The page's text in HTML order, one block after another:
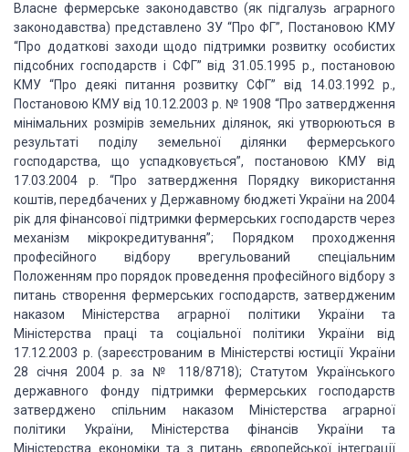
Власне фермерське законодавство (як підгалузь аграрного
законодавства) представлено ЗУ “Про ФГ”, Постановою КМУ
“Про додаткові заходи щодо підтримки розвитку особистих
підсобних господарств і СФГ” від 31.05.1995 р., постановою
КМУ “Про деякі питання розвитку СФГ” від 14.03.1992 р.,
Постановою КМУ від 10.12.2003 р. № 1908 “Про затвердження
мінімальних розмірів земельних ділянок, які утворюються в
результаті поділу земельної ділянки фермерського
господарства, що успадковується”, постановою КМУ від
17.03.2004 р. “Про затвердження Порядку використання
коштів, передбачених у Державному бюджеті України на 2004
рік для фінансової підтримки фермерських господарств через
механізм мікрокредитування”; Порядком проходження
професійного відбору врегульований спеціальним
Положенням про порядок проведення професійного відбору з
питань створення фермерських господарств, затвердженим
наказом Міністерства аграрної політики України та
Міністерства праці та соціальної політики України від
17.12.2003 р. (зареєстрованим в Міністерстві юстиції України
28 січня 2004 р. за № 118/8718); Статутом Українського
державного фонду підтримки фермерських господарств
затверджено спільним наказом Міністерства аграрної
політики України, Міністерства фінансів України та
Міністерства економіки та з питань європейської інтеграції